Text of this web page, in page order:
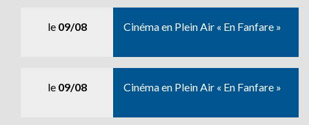
le 09/08 Cinéma en Plein Air « En Fanfare »
le 09/08 Cinéma en Plein Air « En Fanfare »